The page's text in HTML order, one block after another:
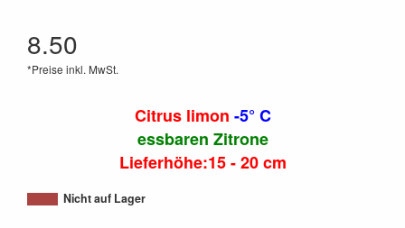
8.50
*Preise inkl. MwSt.
Citrus limon -5° C
essbaren Zitrone
Lieferhöhe:15 - 20 cm
Nicht auf Lager